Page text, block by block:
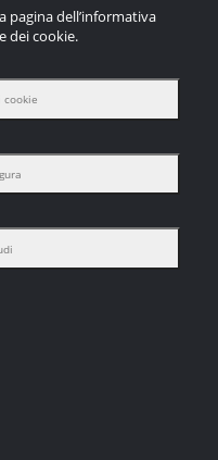
pagina dell’informativa
dei cookie.
cookie